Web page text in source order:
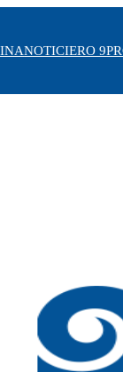
NOTICIERO 9